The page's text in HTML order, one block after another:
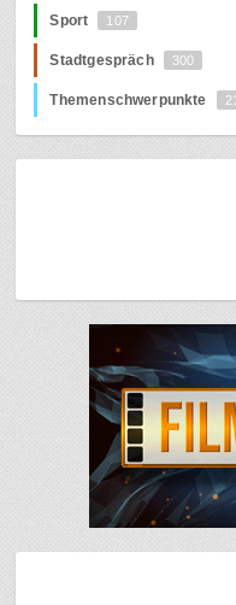
Sport 107
Stadtgespräch 300
Themenschwerpunkte